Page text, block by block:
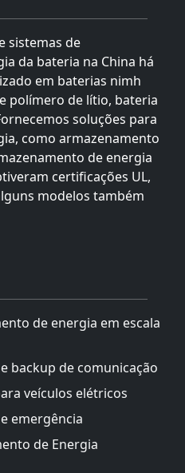
sistemas de
da bateria na China há
em baterias nimh
polímero de lítio, bateria
soluções para
como armazenamento
de energia
certificações UL,
modelos também
de energia em escala
backup de comunicação
veículos elétricos
emergência
de Energia